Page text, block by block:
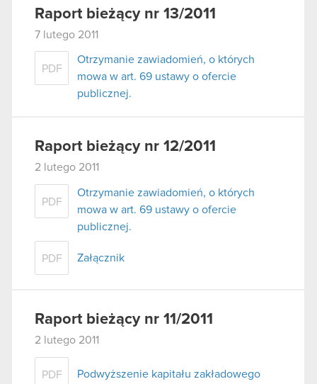
Raport bieżący nr 13/2011
7 lutego 2011
PDF
Otrzymanie zawiadomień, o których
mowa w art. 69 ustawy o ofercie
publicznej.
Raport bieżący nr 12/2011
2 lutego 2011
PDF
Otrzymanie zawiadomień, o których
mowa w art. 69 ustawy o ofercie
publicznej.
PDF Załącznik
Raport bieżący nr 11/2011
2 lutego 2011
PDF Podwyższenie kapitału zakładowego